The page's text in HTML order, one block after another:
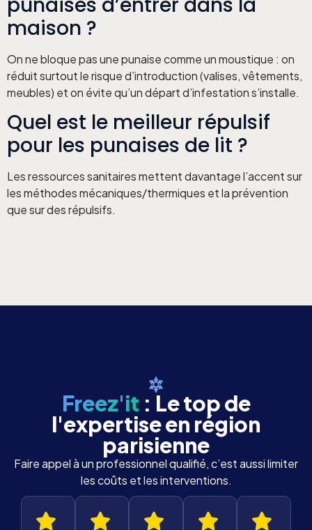
maison ?
On ne bloque pas une punaise comme un moustique : on
réduit surtout le risque d’introduction (valises, vêtements,
meubles) et on évite qu’un départ d’infestation s’installe.
Quel est le meilleur répulsif
pour les punaises de lit ?
Les ressources sanitaires mettent davantage l’accent sur
les méthodes mécaniques/thermiques et la prévention
que sur des répulsifs.
Freez'it : Le top de
l'expertise en région
parisienne
Faire appel à un professionnel qualifié, c’est aussi limiter
les coûts et les interventions.